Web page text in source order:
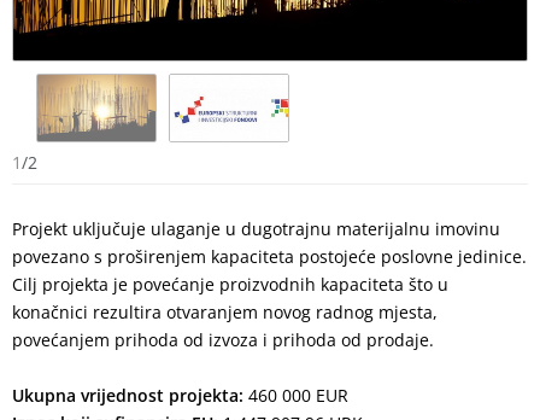
1/2
Projekt uključuje ulaganje u dugotrajnu materijalnu imovinu
povezano s proširenjem kapaciteta postojeće poslovne jedinice.
Cilj projekta je povećanje proizvodnih kapaciteta što u
konačnici rezultira otvaranjem novog radnog mjesta,
povećanjem prihoda od izvoza i prihoda od prodaje.
Ukupna vrijednost projekta: 460 000 EUR